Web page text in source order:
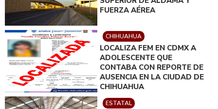
FUERZA AÉREA
CHIHUAHUA
LOCALIZA FEM EN CDMX A
ADOLESCENTE QUE
CONTABA CON REPORTE DE
AUSENCIA EN LA CIUDAD DE
CHIHUAHUA
ESTATAL